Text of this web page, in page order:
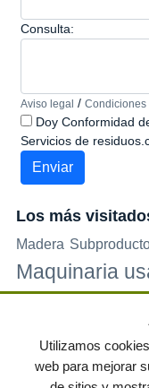
Consulta:
Aviso legal / Condiciones
Doy Conformidad
Servicios de
Los más
Madera
Maquinaria
Palets de
Utilizamos
web para mejorar